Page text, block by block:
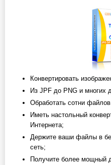
Конвертировать
Из JPF до PNG и многих
Обработать сотни
Иметь настольный
Интернета;
Держите ваши файлы в
сеть;
Получите более мощный